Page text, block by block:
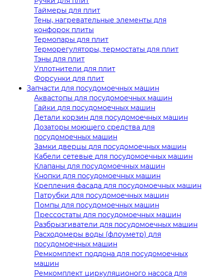
Таймеры для плит
Тены, нагревательные элементы для
конфорок плиты
Термопары для плит
Терморегуляторы, термостаты для плит
Тэны для плит
Уплотнители для плит
Форсунки для плит
Запчасти для посудомоечных машин
Аквастопы для посудомоечных машин
Гайки для посудомоечных машин
Детали корзин для посудомоечных машин
Дозаторы моющего средства для
посудомоечных машин
Замки дверцы для посудомоечных машин
Кабели сетевые для посудомоечных машин
Клапаны для посудомоечных машин
Кнопки для посудомоечных машин
Крепления фасада для посудомоечных машин
Патрубки для посудомоечных машин
Помпы для посудомоечных машин
Прессостаты для посудомоечных машин
Разбрызгиватели для посудомоечных машин
Расходомеры воды (флоуметр) для
посудомоечных машин
Ремкомплект поддона для посудомоечных
машин
Ремкомплект циркуляционого насоса для